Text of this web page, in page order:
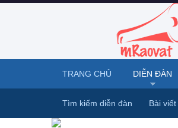
TRANG CHỦ DIỄN ĐÀN
Tìm kiếm diễn đàn Bài